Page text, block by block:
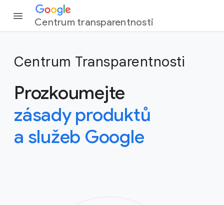
Centrum transparentnosti
Centrum Transparentnosti
Prozkoumejte
zásady produktů
a služeb Google